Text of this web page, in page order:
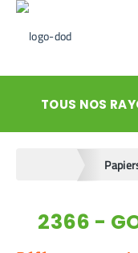
TOUS NOS
retour en arrière
2366 -